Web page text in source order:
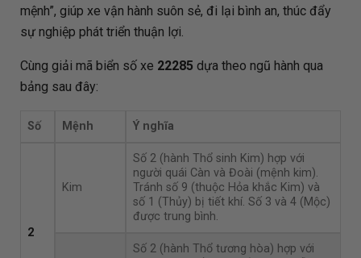
mệnh”, giúp xe vận hành suôn sẻ, đi lại bình an, thúc đẩy
sự nghiệp phát triển thuận lợi.
Cùng giải mã biển số xe 22285 dựa theo ngũ hành qua
bảng sau đây:
Số Mệnh Ý nghĩa
2
Kim
Số 2 (hành Thổ sinh Kim) hợp với
người quái Càn và Đoài (mệnh kim).
Tránh số 9 (thuộc Hỏa khắc Kim) và
số 1 (Thủy) bị tiết khí. Số 3 và 4 (Mộc)
được trung bình.
Số 2 (hành Thổ tương hòa) hợp với